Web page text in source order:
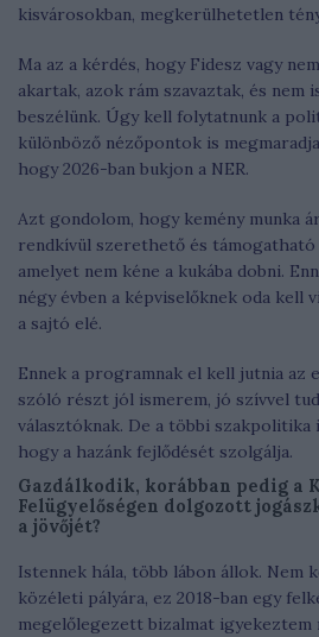
kisvárosokban, megkerülhetetlen
Ma az a kérdés, hogy Fidesz vagy
akartak, azok rám szavaztak, és nem
beszélünk. Úgy kell folytatnunk a
különböző nézőpontok is
hogy 2026-ban bukjon a NER.
Azt gondolom, hogy kemény munka
rendkívül szerethető és támogatható
amelyet nem kéne a kukába dobni.
négy évben a képviselőknek oda kell
a sajtó elé.
Ennek a programnak el kell jutnia az
szóló részt jól ismerem, jó szívvel
választóknak. De a többi szakpolitika
hogy a hazánk fejlődését szolgálja.
Gazdálkodik, korábban pedig a
Felügyelőségen dolgozott
a jövőjét?
Istennek hála, több lábon állok. Nem
közéleti pályára, ez 2018-ban egy
megelőlegezett bizalmat igyekeztem